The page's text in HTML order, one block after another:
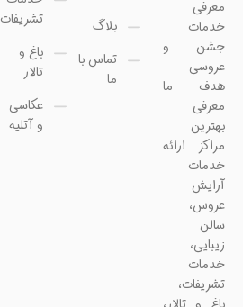
معرفی
خدمات
جشن و
عروسی
هدف ما
معرفی
بهترین
مراکز ارائه
خدمات
آرایش
عروس،
سالن
زیبایی،
خدمات
تشریفات،
بلاگ
تماس با
ما
تشریفات
باغ و
تالار
عکاسی
و آتلیه